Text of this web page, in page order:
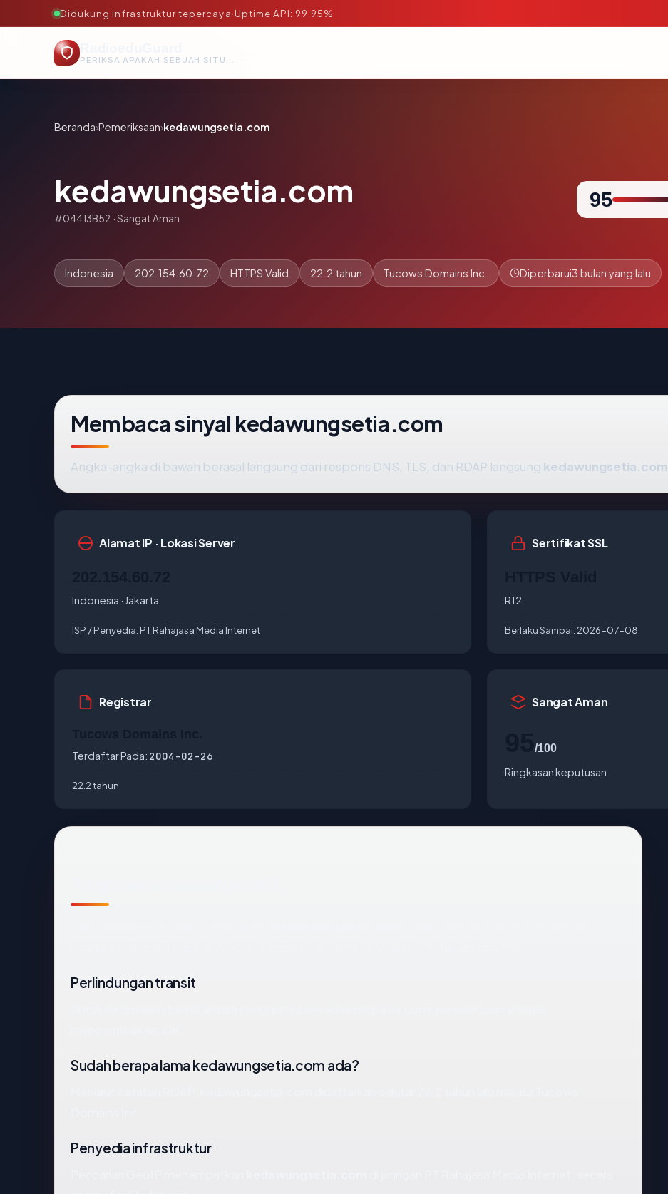
Didukung infrastruktur tepercaya·Uptime API: 99.95%
PERIKSA APAKAH SEBUAH SITUS AMAN, TEPERCAYA, DAN TERVERIFIKASI DALAM HITUNGAN DETIK.
Beranda›Pemeriksaan›kedawungsetia.com
kedawungsetia.com
#04413B52 · Sangat Aman
95
Indonesia 202.154.60.72 HTTPS Valid 22.2 tahun Tucows Domains Inc. Diperbarui3 bulan yang lalu
Membaca sinyal kedawungsetia.com
Angka-angka di bawah berasal langsung dari respons DNS, TLS, dan RDAP langsung kedawungsetia.com
Alamat IP · Lokasi Server
Indonesia · Jakarta
ISP / Penyedia: PT Rahajasa Media Internet
Sertifikat SSL
R12
Berlaku Sampai: 2026-07-08
Registrar
Terdaftar Pada: 2004-02-26
22.2 tahun
Sangat Aman
/100
Ringkasan keputusan
Perlindungan transit
Sudah berapa lama kedawungsetia.com ada?
Penyedia infrastruktur